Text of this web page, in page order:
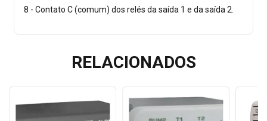
8 - Contato C (comum) dos relés da saída 1 e da saída 2.
RELACIONADOS